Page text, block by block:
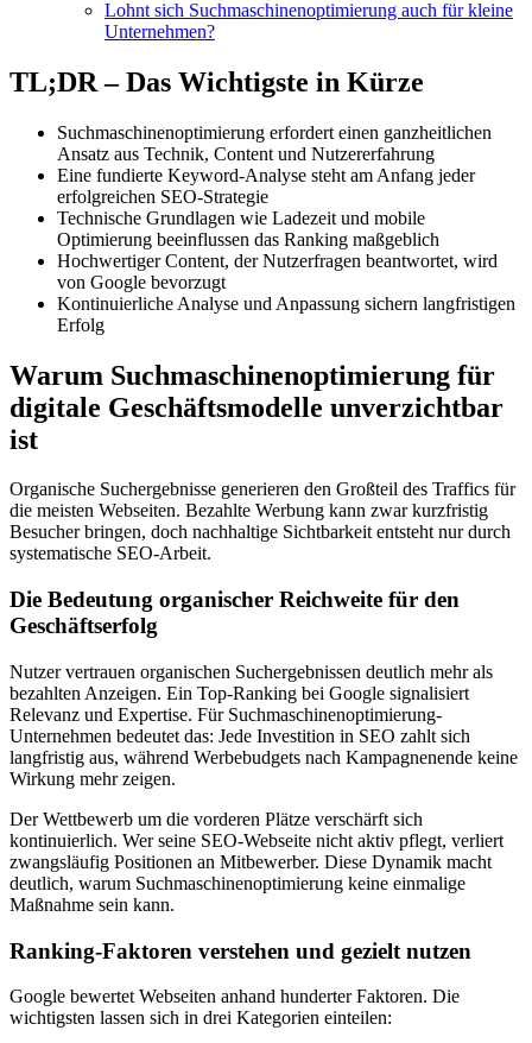
Lohnt sich Suchmaschinenoptimierung auch für kleine
Unternehmen?
TL;DR – Das Wichtigste in Kürze
Suchmaschinenoptimierung erfordert einen ganzheitlichen
Ansatz aus Technik, Content und Nutzererfahrung
Eine fundierte Keyword-Analyse steht am Anfang jeder
erfolgreichen SEO-Strategie
Technische Grundlagen wie Ladezeit und mobile
Optimierung beeinflussen das Ranking maßgeblich
Hochwertiger Content, der Nutzerfragen beantwortet, wird
von Google bevorzugt
Kontinuierliche Analyse und Anpassung sichern langfristigen
Erfolg
Warum Suchmaschinenoptimierung für
digitale Geschäftsmodelle unverzichtbar
ist
Organische Suchergebnisse generieren den Großteil des Traffics für
die meisten Webseiten. Bezahlte Werbung kann zwar kurzfristig
Besucher bringen, doch nachhaltige Sichtbarkeit entsteht nur durch
systematische SEO-Arbeit.
Die Bedeutung organischer Reichweite für den
Geschäftserfolg
Nutzer vertrauen organischen Suchergebnissen deutlich mehr als
bezahlten Anzeigen. Ein Top-Ranking bei Google signalisiert
Relevanz und Expertise. Für Suchmaschinenoptimierung-
Unternehmen bedeutet das: Jede Investition in SEO zahlt sich
langfristig aus, während Werbebudgets nach Kampagnenende keine
Wirkung mehr zeigen.
Der Wettbewerb um die vorderen Plätze verschärft sich
kontinuierlich. Wer seine SEO-Webseite nicht aktiv pflegt, verliert
zwangsläufig Positionen an Mitbewerber. Diese Dynamik macht
deutlich, warum Suchmaschinenoptimierung keine einmalige
Maßnahme sein kann.
Ranking-Faktoren verstehen und gezielt nutzen
Google bewertet Webseiten anhand hunderter Faktoren. Die
wichtigsten lassen sich in drei Kategorien einteilen: